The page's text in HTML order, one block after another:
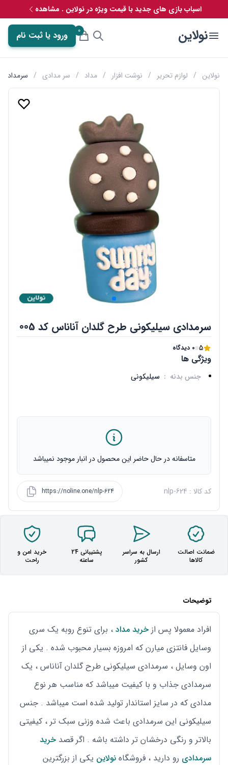
اسباب بازی های جدید با قیمت ویژه در نولاین . مشاهده
نولاین 0 ورود یا ثبت نام
نولاین / لوازم تحریر / نوشت افزار / مداد / سر مدادی / سرمدادی
سرمدادی سیلیکونی طرح گلدان آناناس کد 005
5 0 دیدگاه
ویژگی ها
جنس بدنه : سیلیکونی
متاسفانه در حال حاضر این محصول در انبار موجود نمیباشد
کد کالا : nlp-624 https://noline.one/nlp-624
ضمانت اصالت
کالاها
ارسال به سراسر
کشور
پشتیبانی 24
ساعته
خرید امن و
راحت
توضیحات
افراد معمولا پس از خرید مداد ، برای تنوع روبه یک سری
وسایل فانتزی میارن که امروزه بسیار محبوب شده . یکی از
اون وسایل ، سرمدادی سیلیکونی طرح گلدان آناناس ، یک
سرمدادی جذاب و با کیفیت میباشد که مناسب هر نوع
مدادی که در سایز استاندار تولید شده است میباشد . جنس
سیلیکونی این سرمدادی باعث شده وزنی سبک تر ، کیفیتی
بالاتر و رنگی درخشان تر داشته باشه . اگر قصد خرید
سرمدادی رو دارید ، فروشگاه نولاین یکی از بزرگترین